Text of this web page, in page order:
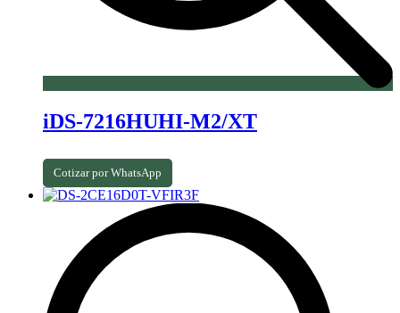
iDS-7216HUHI-M2/XT
Cotizar por WhatsApp